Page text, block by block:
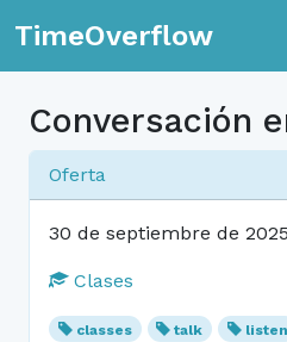
TimeOverflow
Conversación
Oferta
30 de septiembre de 2025
Clases
classes talk listen